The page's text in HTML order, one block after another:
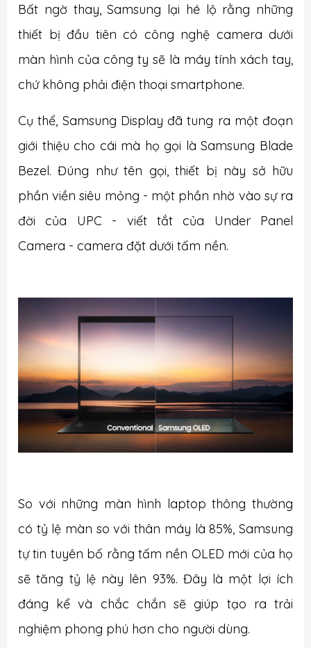
Bất ngờ thay, Samsung lại hé lộ rằng những
thiết bị đầu tiên có công nghệ camera dưới
màn hình của công ty sẽ là máy tính xách tay,
chứ không phải điện thoại smartphone.
Cụ thể, Samsung Display đã tung ra một đoạn
giới thiệu cho cái mà họ gọi là Samsung Blade
Bezel. Đúng như tên gọi, thiết bị này sở hữu
phần viền siêu mỏng - một phần nhờ vào sự ra
đời của UPC - viết tắt của Under Panel
Camera - camera đặt dưới tấm nền.
So với những màn hình laptop thông thường
có tỷ lệ màn so với thân máy là 85%, Samsung
tự tin tuyên bố rằng tấm nền OLED mới của họ
sẽ tăng tỷ lệ này lên 93%. Đây là một lợi ích
đáng kể và chắc chắn sẽ giúp tạo ra trải
nghiệm phong phú hơn cho người dùng.